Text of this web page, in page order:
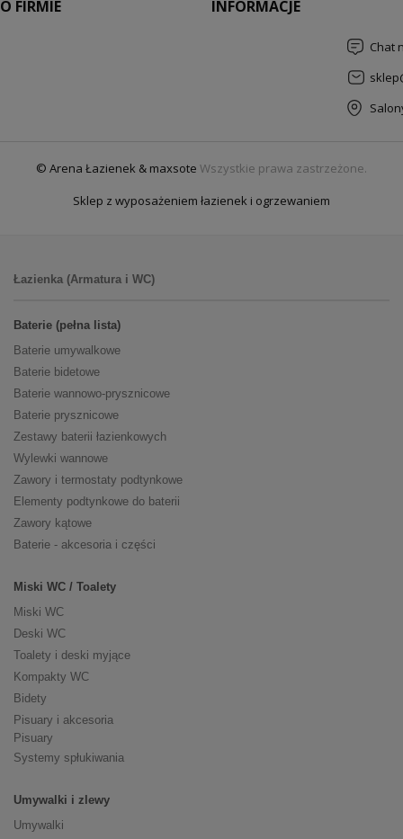
O FIRMIE INFORMACJE
Chat
© Arena Łazienek & maxsote Wszystkie prawa zastrzeżone.
Sklep z wyposażeniem łazienek i ogrzewaniem
Łazienka (Armatura i WC)
Baterie (pełna lista)
Baterie umywalkowe
Baterie bidetowe
Baterie wannowo-prysznicowe
Baterie prysznicowe
Zestawy baterii łazienkowych
Wylewki wannowe
Zawory i termostaty podtynkowe
Elementy podtynkowe do baterii
Zawory kątowe
Baterie - akcesoria i części
Miski WC / Toalety
Miski WC
Deski WC
Toalety i deski myjące
Kompakty WC
Bidety
Pisuary i akcesoria
Pisuary
Systemy spłukiwania
Umywalki i zlewy
Umywalki